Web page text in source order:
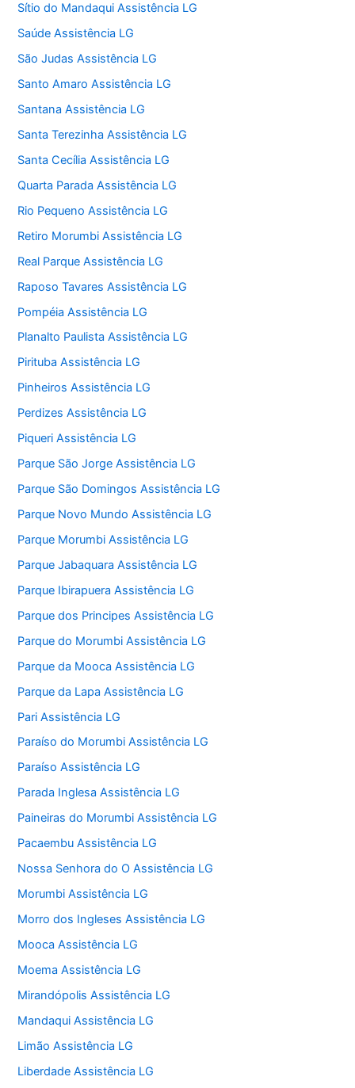
Sítio do Mandaqui Assistência LG
Saúde Assistência LG
São Judas Assistência LG
Santo Amaro Assistência LG
Santana Assistência LG
Santa Terezinha Assistência LG
Santa Cecília Assistência LG
Quarta Parada Assistência LG
Rio Pequeno Assistência LG
Retiro Morumbi Assistência LG
Real Parque Assistência LG
Raposo Tavares Assistência LG
Pompéia Assistência LG
Planalto Paulista Assistência LG
Pirituba Assistência LG
Pinheiros Assistência LG
Perdizes Assistência LG
Piqueri Assistência LG
Parque São Jorge Assistência LG
Parque São Domingos Assistência LG
Parque Novo Mundo Assistência LG
Parque Morumbi Assistência LG
Parque Jabaquara Assistência LG
Parque Ibirapuera Assistência LG
Parque dos Principes Assistência LG
Parque do Morumbi Assistência LG
Parque da Mooca Assistência LG
Parque da Lapa Assistência LG
Pari Assistência LG
Paraíso do Morumbi Assistência LG
Paraíso Assistência LG
Parada Inglesa Assistência LG
Paineiras do Morumbi Assistência LG
Pacaembu Assistência LG
Nossa Senhora do O Assistência LG
Morumbi Assistência LG
Morro dos Ingleses Assistência LG
Mooca Assistência LG
Moema Assistência LG
Mirandópolis Assistência LG
Mandaqui Assistência LG
Limão Assistência LG
Liberdade Assistência LG